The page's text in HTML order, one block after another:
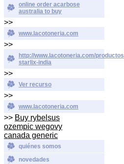
online order acarbose
australia to buy
>>
www.lacotoneria.com
>>
http://www.lacotoneria.com/
starlix-india
>>
Ver recurso
>>
www.lacotoneria.com
>> Buy rybelsus
ozempic wegovy
canada generic
quiénes somos
novedades